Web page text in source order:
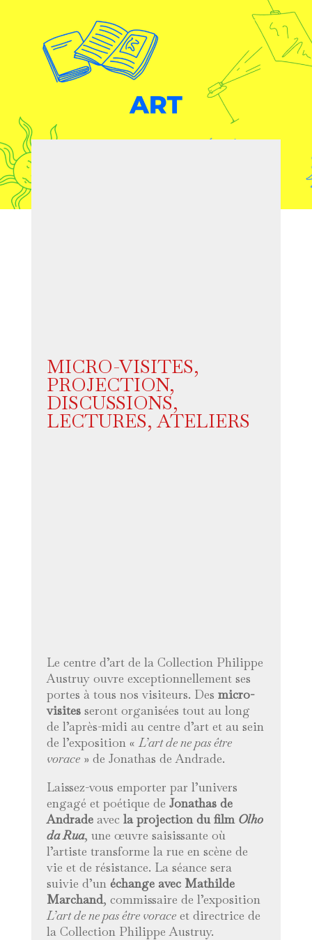
MICRO-VISITES,
PROJECTION,
DISCUSSIONS,
LECTURES, ATELIERS
Le centre d’art de la Collection Philippe
Austruy ouvre exceptionnellement ses
portes à tous nos visiteurs. Desmicro-
visites seront organisées tout au long
de l’après-midi au centre d’art et au sein
de l’exposition «L’art de ne pas être
vorace » de Jonathas de Andrade.
Laissez-vous emporter par l’univers
engagé et poétique deJonathas de
Andrade avecla projection du film Olho
da Rua, une œuvre saisissante où
l’artiste transforme la rue en scène de
vie et de résistance. La séance sera
suivie d’unéchange avec Mathilde
Marchand, commissaire de l’exposition
L’art de ne pas être vorace et directrice de
la Collection Philippe Austruy.